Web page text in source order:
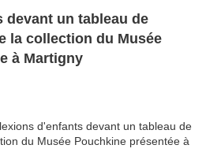
devant un tableau de
la collection du Musée
à Martigny